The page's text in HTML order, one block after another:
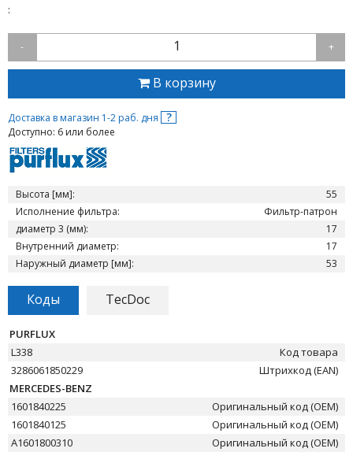
:
- 1 +
В корзину
Доставка в магазин 1-2 раб. дня ?
Доступно: 6 или более
Высота [мм]:
55
Исполнение фильтра:
Фильтр-патрон
диаметр 3 (мм):
17
Внутренний диаметр:
17
Наружный диаметр [мм]:
53
Коды TecDoc
PURFLUX
L338
Код товара
3286061850229
Штрихкод (EAN)
MERCEDES-BENZ
1601840225
Оригинальный код (OEM)
1601840125
Оригинальный код (OEM)
A1601800310
Оригинальный код (OEM)